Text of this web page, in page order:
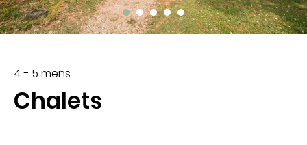
genieten van onze 3-sterrencamping in het
hart van de Vercors.
4 - 5 mens.
Chalets